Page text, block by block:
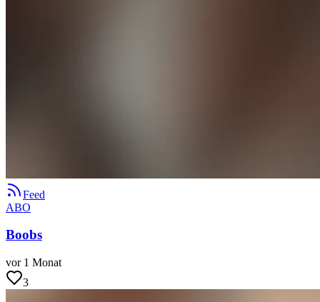
Feed
ABO
Boobs
vor 1 Monat
3